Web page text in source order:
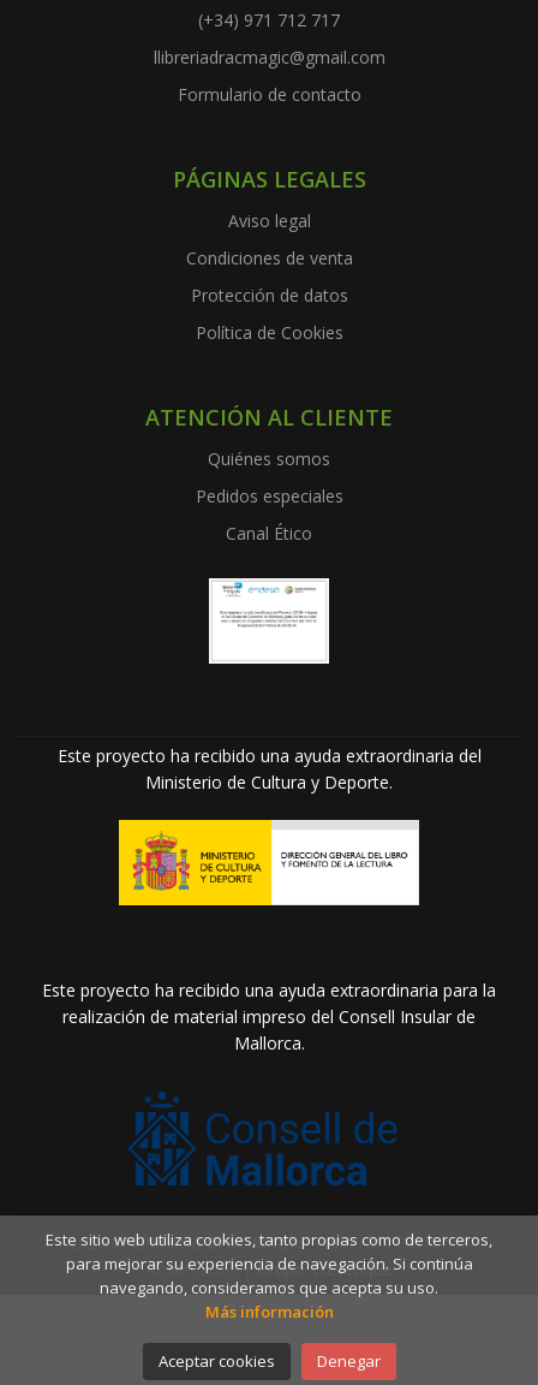
(+34) 971 712 717
llibreriadracmagic@gmail.com
Formulario de contacto
PÁGINAS LEGALES
Aviso legal
Condiciones de venta
Protección de datos
Política de Cookies
ATENCIÓN AL CLIENTE
Quiénes somos
Pedidos especiales
Canal Ético
Este proyecto ha recibido una ayuda extraordinaria del
Ministerio de Cultura y Deporte.
Este proyecto ha recibido una ayuda extraordinaria para la
realización de material impreso del Consell Insular de
Mallorca.
2026 ©Llibreria Drac Màgic. Todos los Derechos
Reservados |Grupo Trevenque
Este sitio web utiliza cookies, tanto propias como de terceros,
para mejorar su experiencia de navegación. Si continúa
navegando, consideramos que acepta su uso.
Más información
Aceptar cookies Denegar